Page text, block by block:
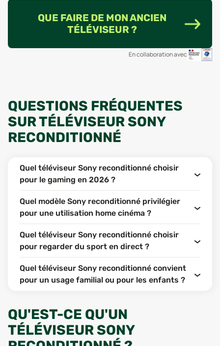
QUE FAIRE DE MON ANCIEN
TÉLÉVISEUR ?
En collaboration avec
QUESTIONS FRÉQUENTES
SUR TÉLÉVISEUR SONY
RECONDITIONNÉ
Quel téléviseur Sony reconditionné choisir
pour le gaming en 2026 ?
Quel modèle Sony reconditionné privilégier
pour une utilisation home cinéma ?
Quel téléviseur Sony reconditionné choisir
pour regarder du sport en direct ?
Quel téléviseur Sony reconditionné convient
pour un usage familial ou pour les enfants ?
QU'EST-CE QU'UN
TÉLÉVISEUR SONY